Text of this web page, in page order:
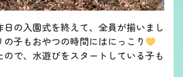
の入園式を終えて、全員が揃いまし
の子もおやつの時間にはにっこり
で、水遊びをスタートしている子も